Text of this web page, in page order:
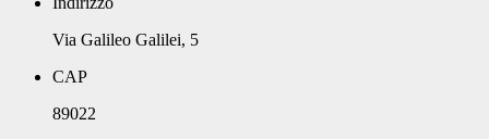
Via Galileo Galilei, 5
CAP
89022